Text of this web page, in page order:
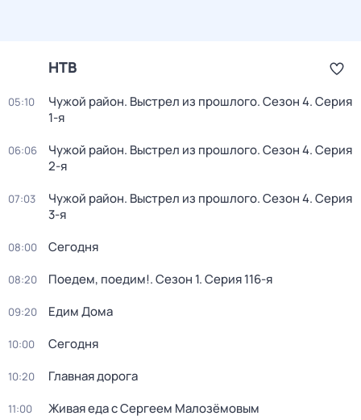
НТВ
05:10 Чужой район. Выстрел из прошлого. Сезон 4. Серия
1-я
06:06 Чужой район. Выстрел из прошлого. Сезон 4. Серия
2-я
07:03 Чужой район. Выстрел из прошлого. Сезон 4. Серия
3-я
08:00 Сегодня
08:20 Поедем, поедим!. Сезон 1. Серия 116-я
09:20 Едим Дома
10:00 Сегодня
10:20 Главная дорога
11:00 Живая еда с Сергеем Малозёмовым